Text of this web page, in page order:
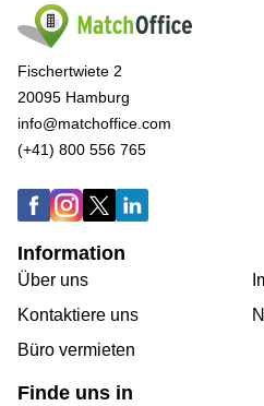
Fischertwiete 2
20095 Hamburg
info@matchoffice.com
(+41) 800 556 765
Information
Über uns
Kontaktiere uns
Büro vermieten
Finde uns in